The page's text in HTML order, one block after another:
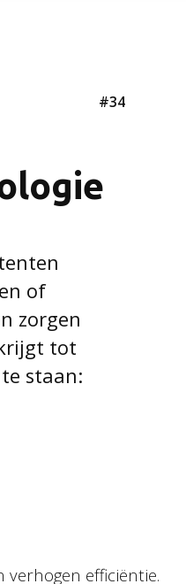
#34
of
zorgen
tot
staan:
verhogen efficiëntie.